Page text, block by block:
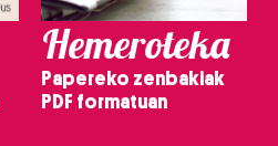
Hemeroteka
Papereko zenbakiak
PDF formatuan